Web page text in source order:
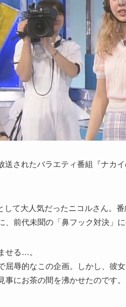
されたバラエティ番組『ナカ
て大人気だったニコルさん。
前代未聞の「鼻フック対決」に
せる…。
屈辱的なこの企画。しかし、彼
にお茶の間を沸かせたのです。